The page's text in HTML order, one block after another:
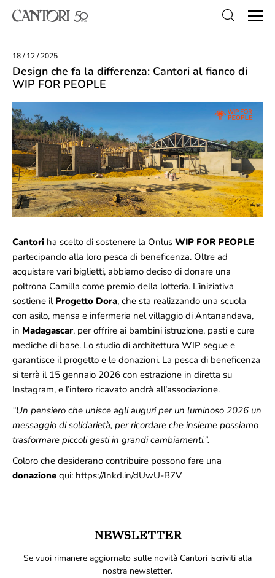
18 / 12 / 2025
Design che fa la differenza: Cantori al fianco di
WIP FOR PEOPLE
Cantori ha scelto di sostenere la Onlus WIP FOR PEOPLE
partecipando alla loro pesca di beneficenza. Oltre ad
acquistare vari biglietti, abbiamo deciso di donare una
poltrona Camilla come premio della lotteria. L’iniziativa
sostiene il Progetto Dora, che sta realizzando una scuola
con asilo, mensa e infermeria nel villaggio di Antanandava,
in Madagascar, per offrire ai bambini istruzione, pasti e cure
mediche di base. Lo studio di architettura WIP segue e
garantisce il progetto e le donazioni. La pesca di beneficenza
si terrà il 15 gennaio 2026 con estrazione in diretta su
Instagram, e l’intero ricavato andrà all’associazione.
“Un pensiero che unisce agli auguri per un luminoso 2026 un
messaggio di solidarietà, per ricordare che insieme possiamo
trasformare piccoli gesti in grandi cambiamenti.”.
Coloro che desiderano contribuire possono fare una
donazione qui: https://lnkd.in/dUwU-B7V
NEWSLETTER
Se vuoi rimanere aggiornato sulle novità Cantori iscriviti alla
nostra newsletter.